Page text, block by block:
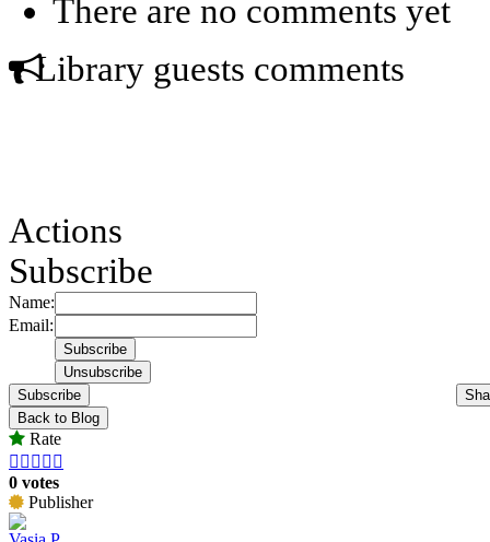
There are no comments yet
Library guests comments
Actions
Subscribe
Name:
Email:
Subscribe
Back to Blog
Rate
    
0 votes
Publisher